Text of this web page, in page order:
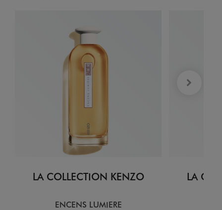
LA COLLECTION KENZO
ENCENS LUMIERE
LA